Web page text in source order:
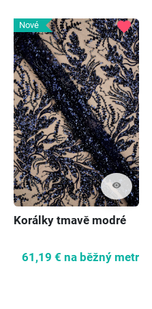
Nové
visibility
favorite
Korálky tmavě modré
61,19 € na běžný metr